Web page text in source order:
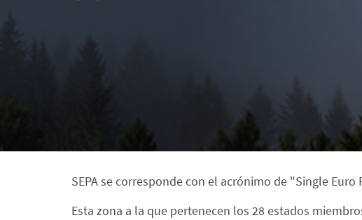
SEPA se corresponde con el acrónimo de "Single Euro
Esta zona a la que pertenecen los 28 estados